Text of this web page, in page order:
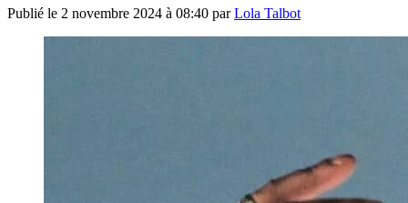
Publié le 2 novembre 2024 à 08:40 parLola Talbot